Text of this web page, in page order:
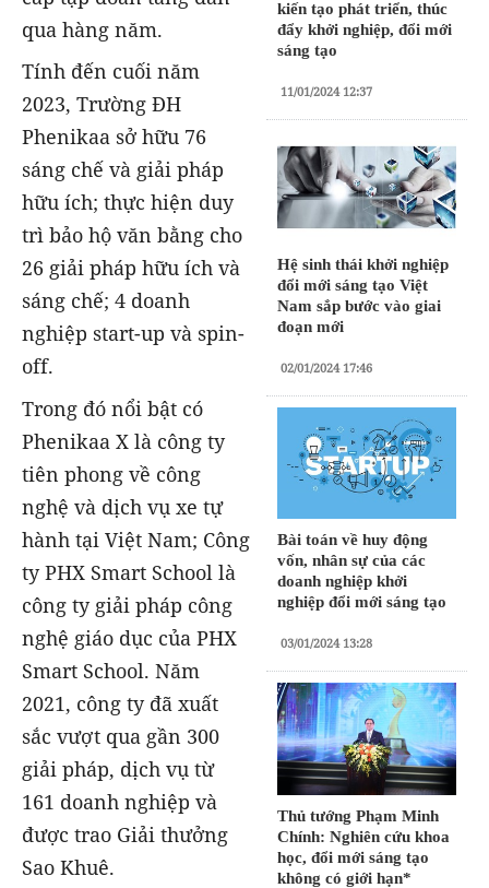
kiến tạo phát triển, thúc
đẩy khởi nghiệp, đổi mới
sáng tạo
11/01/2024 12:37
Hệ sinh thái khởi nghiệp
đổi mới sáng tạo Việt
Nam sắp bước vào giai
đoạn mới
02/01/2024 17:46
Bài toán về huy động
vốn, nhân sự của các
doanh nghiệp khởi
nghiệp đổi mới sáng tạo
03/01/2024 13:28
Thủ tướng Phạm Minh
Chính: Nghiên cứu khoa
học, đổi mới sáng tạo
không có giới hạn*
qua hàng năm.
Tính đến cuối năm
2023, Trường ĐH
Phenikaa sở hữu 76
sáng chế và giải pháp
hữu ích; thực hiện duy
trì bảo hộ văn bằng cho
26 giải pháp hữu ích và
sáng chế; 4 doanh
nghiệp start-up và spin-
off.
Trong đó nổi bật có
Phenikaa X là công ty
tiên phong về công
nghệ và dịch vụ xe tự
hành tại Việt Nam; Công
ty PHX Smart School là
công ty giải pháp công
nghệ giáo dục của PHX
Smart School. Năm
2021, công ty đã xuất
sắc vượt qua gần 300
giải pháp, dịch vụ từ
161 doanh nghiệp và
được trao Giải thưởng
Sao Khuê.